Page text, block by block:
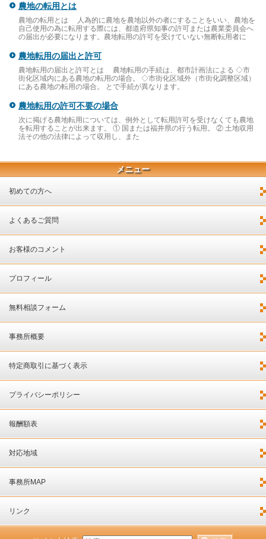
農地の転用とは
農地の転用とは 人為的に農地を農地以外の者にすることをいい、農地を
自己使用の為に転用する際には、都道府県知事の許可または農業委員会へ
の届出が必要になります。農地転用の許可を受けていない無断転用者に
農地転用の届出と許可
農地転用の届出と許可とは 農地転用の手続は、都市計画法による ◇市
街化区域内にある農地の転用の場合。 ◇市街化区域外（市街化調整区域）
にある農地の転用の場合。 とで手続が異なります。
農地転用の許可不要の場合
次に掲げる農地転用については、例外として転用許可を受けなくても農地
を転用することが出来ます。 ① 国または福井県の行う転用。 ② 土地収用
法その他の法律によって収用し、また
メニュー
初めての方へ
よくあるご質問
お客様のコメント
プロフィール
無料相談フォーム
事務所概要
特定商取引に基づく表示
プライバシーポリシー
報酬額表
対応地域
事務所MAP
リンク